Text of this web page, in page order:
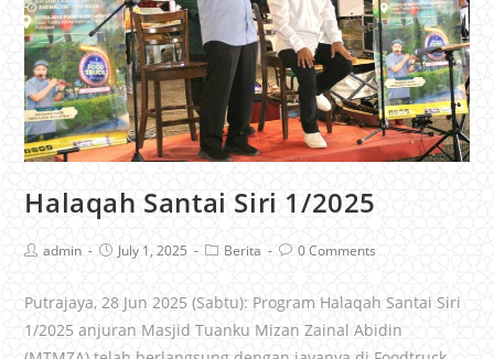
Halaqah Santai Siri 1/2025
admin July 1, 2025 Berita 0 Comments
Putrajaya, 28 Jun 2025 (Sabtu): Program Halaqah Santai Siri
1/2025 anjuran Masjid Tuanku Mizan Zainal Abidin